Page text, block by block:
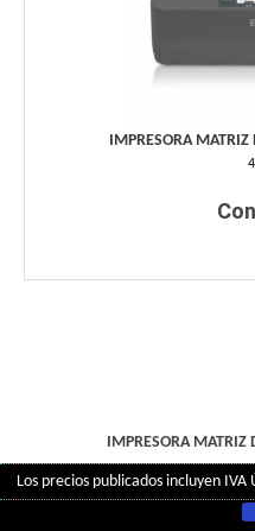
IMPRESORA MATRIZ
IMPRESORA MATRIZ
Los precios publicados incluyen IVA